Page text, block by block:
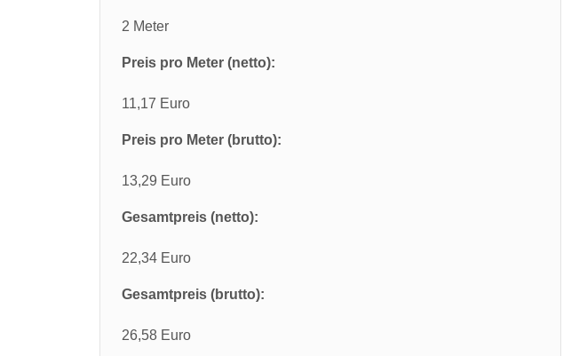
2 Meter
Preis pro Meter (netto):
11,17 Euro
Preis pro Meter (brutto):
13,29 Euro
Gesamtpreis (netto):
22,34 Euro
Gesamtpreis (brutto):
26,58 Euro